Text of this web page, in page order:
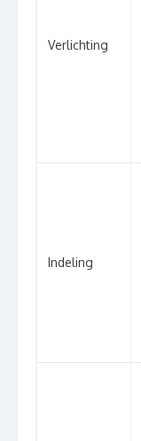
Verlichting
Indeling